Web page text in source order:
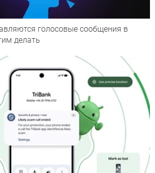
голосовые сообщения в
делать